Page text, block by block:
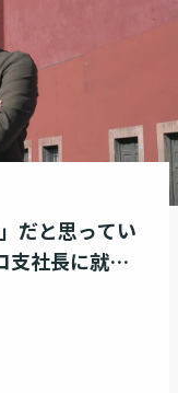
だと思ってい
支社長に就任
んだ理由